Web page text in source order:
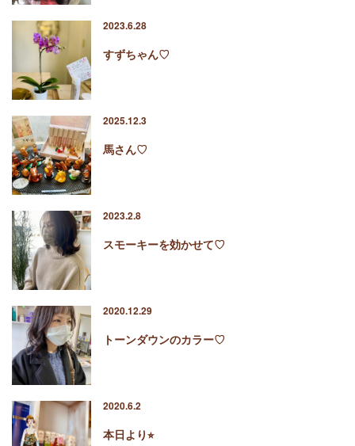
2023.6.28
すずちゃん♡
2025.12.3
馬さん♡
2023.2.8
スモーキーを効かせて♡
2020.12.29
トーンダウンのカラー♡
2020.6.2
本日より⭐︎